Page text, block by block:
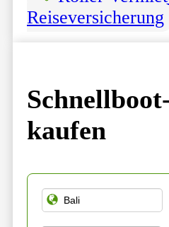
Reiseversicherung
kaufen